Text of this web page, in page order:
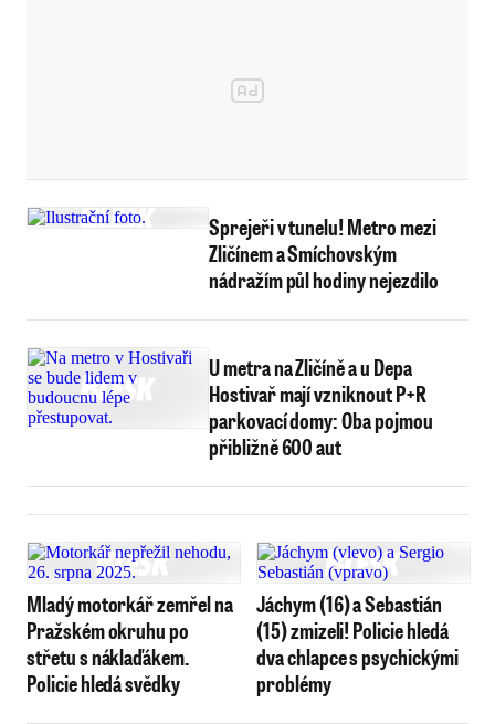
Sprejeři v tunelu! Metro mezi
Zličínem a Smíchovským
nádražím půl hodiny nejezdilo
U metra na Zličíně a u Depa
Hostivař mají vzniknout P+R
parkovací domy: Oba pojmou
přibližně 600 aut
Mladý motorkář zemřel na
Pražském okruhu po
střetu s náklaďákem.
Policie hledá svědky
Jáchym (16) a Sebastián
(15) zmizeli! Policie hledá
dva chlapce s psychickými
problémy